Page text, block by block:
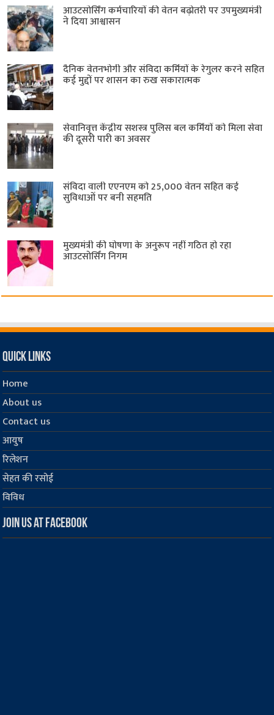
आउटसोर्सिंग कर्मचारियों की वेतन बढ़ोतरी पर उपमुख्यमंत्री
ने दिया आश्वासन
दैनिक वेतनभोगी और संविदा कर्मियों के रेगुलर करने सहित
कई मुद्दों पर शासन का रुख सकारात्मक
सेवानिवृत्त केंद्रीय सशस्त्र पुलिस बल ​कर्मियों को मिला सेवा
की दूसरी पारी का अवसर
संविदा वाली एएनएम को 25,000 वेतन सहित कई
सुविधाओं पर बनी सहमति
मुख्यमंत्री की घोषणा के अनुरूप नहीं गठित हो रहा
आउटसोर्सिंग निगम
Quick Links
Home
About us
Contact us
आयुष
रिलेशन
सेहत की रसोई
विविध
Join us at Facebook